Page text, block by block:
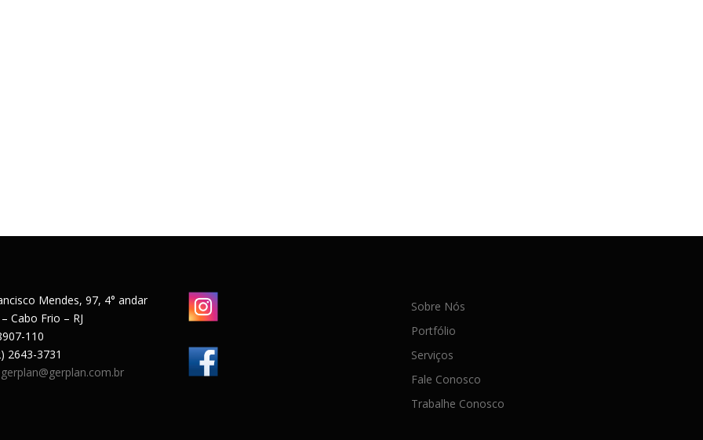
Mendes, 97, 4° andar
Cabo Frio – RJ
110
2643-3731
gerplan@gerplan.com.br
Sobre Nós
Portfólio
Serviços
Fale Conosco
Trabalhe Conosco